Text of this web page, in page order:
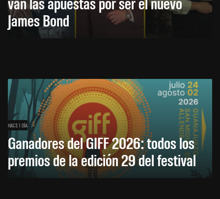
James Bond
HACE 1 DÍA
Ganadores del GIFF 2026: todos los
premios de la edición 29 del festival